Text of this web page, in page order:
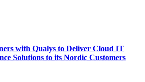
with Qualys to Deliver Cloud IT
Solutions to its Nordic Customers